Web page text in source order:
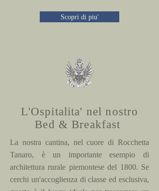
Scopri di piu'
L'Ospitalita' nel nostro
Bed & Breakfast
La nostra cantina, nel cuore di Rocchetta
Tanaro, è un importante esempio di
architettura rurale piemontese del 1800. Se
cerchi un'accoglienza di classe ed esclusiva,